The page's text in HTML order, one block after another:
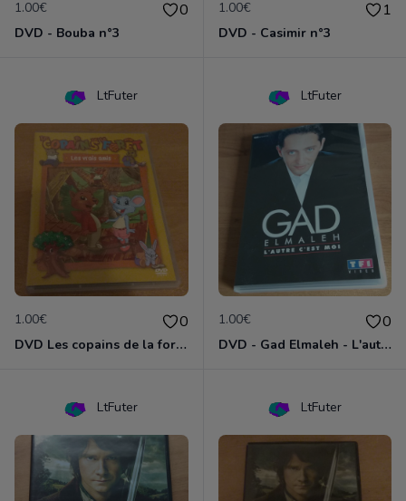
1.00€ 0
DVD - Bouba n°3
1.00€ 1
DVD - Casimir n°3
LtFuter
1.00€ 0
DVD Les copains de la forêt : les vrais amis
LtFuter
1.00€ 0
DVD - Gad Elmaleh - L'autre c'est moi
LtFuter LtFuter